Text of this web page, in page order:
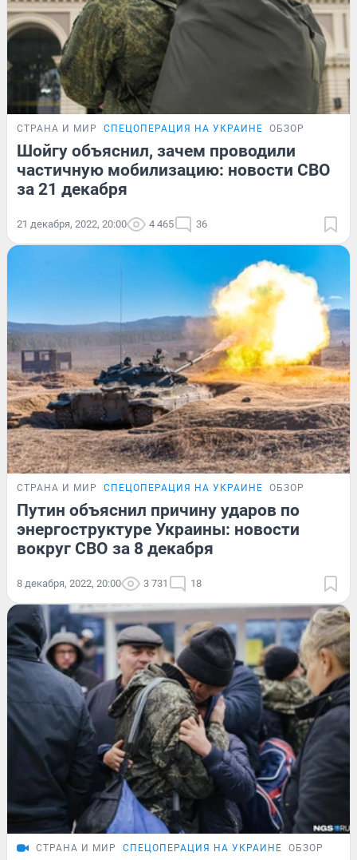
СТРАНА И МИР СПЕЦОПЕРАЦИЯ НА УКРАИНЕ ОБЗОР
Шойгу объяснил, зачем проводили
частичную мобилизацию: новости СВО
за 21 декабря
21 декабря, 2022, 20:00 4 465 36
СТРАНА И МИР СПЕЦОПЕРАЦИЯ НА УКРАИНЕ ОБЗОР
Путин объяснил причину ударов по
энергоструктуре Украины: новости
вокруг СВО за 8 декабря
8 декабря, 2022, 20:00 3 731 18
СТРАНА И МИР СПЕЦОПЕРАЦИЯ НА УКРАИНЕ ОБЗОР